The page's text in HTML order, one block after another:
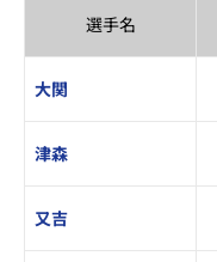
選手名
大関
津森
又吉